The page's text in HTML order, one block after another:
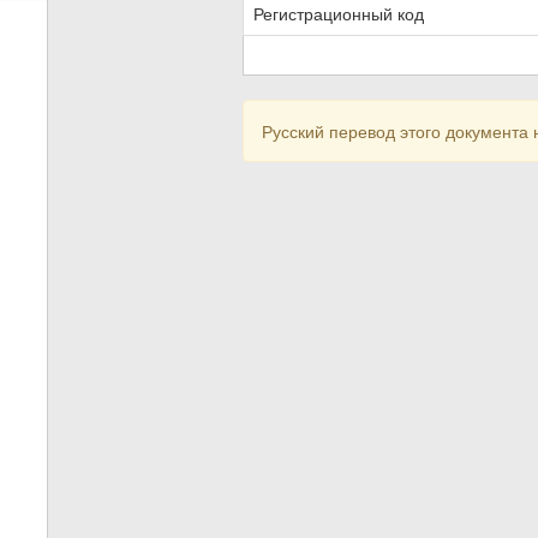
Регистрационный код
Русский перевод этого документа